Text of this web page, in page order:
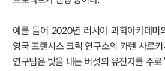
예를 들어 2020년 러시아 과학아카데미
영국 프랜시스 크릭 연구소의 카렌 사르
연구팀은 빛을 내는 버섯의 유전자를 주로